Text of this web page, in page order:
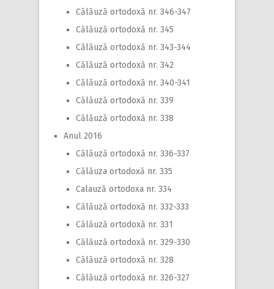
Călăuză ortodoxă nr. 346-347
Călăuză ortodoxă nr. 345
Călăuză ortodoxă nr. 343-344
Călăuză ortodoxă nr. 342
Călăuză ortodoxă nr. 340-341
Călăuză ortodoxă nr. 339
Călăuză ortodoxă nr. 338
Anul 2016
Călăuză ortodoxă nr. 336-337
Călăuza ortodoxă nr. 335
Calauză ortodoxa nr. 334
Călăuză ortodoxă nr. 332-333
Călăuză ortodoxă nr. 331
Călăuză ortodoxă nr. 329-330
Călăuză ortodoxă nr. 328
Călăuză ortodoxă nr. 326-327